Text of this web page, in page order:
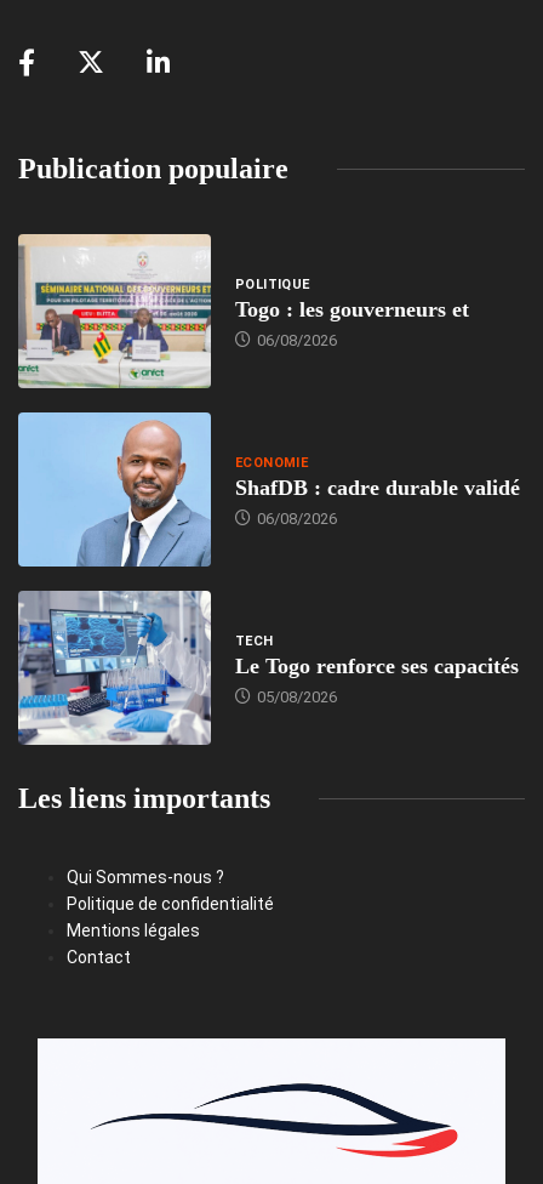
Publication populaire
POLITIQUE
Togo : les gouverneurs et
06/08/2026
ECONOMIE
ShafDB : cadre durable validé
06/08/2026
TECH
Le Togo renforce ses capacités
05/08/2026
Les liens importants
Qui Sommes-nous ?
Politique de confidentialité
Mentions légales
Contact